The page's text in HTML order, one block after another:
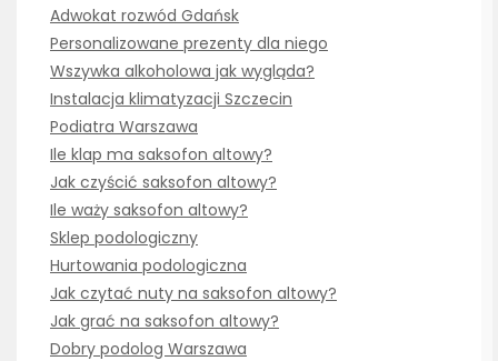
Adwokat rozwód Gdańsk
Personalizowane prezenty dla niego
Wszywka alkoholowa jak wygląda?
Instalacja klimatyzacji Szczecin
Podiatra Warszawa
Ile klap ma saksofon altowy?
Jak czyścić saksofon altowy?
Ile waży saksofon altowy?
Sklep podologiczny
Hurtowania podologiczna
Jak czytać nuty na saksofon altowy?
Jak grać na saksofon altowy?
Dobry podolog Warszawa